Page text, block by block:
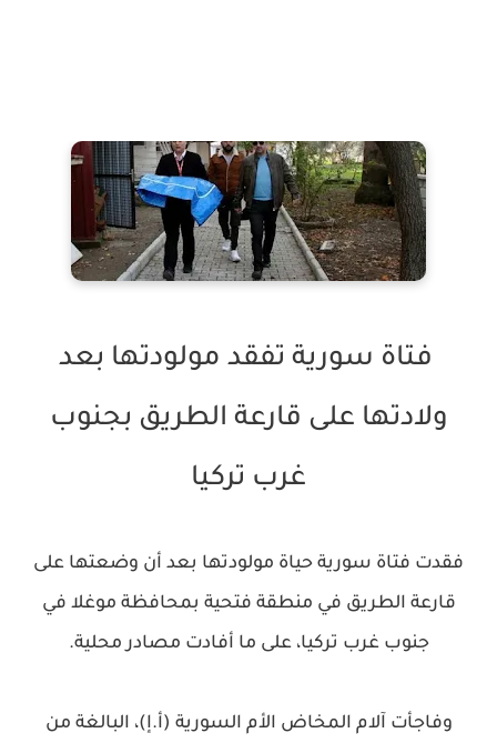
فتاة سورية تفقد مولودتها بعد
ولادتها على قارعة الطريق بجنوب
غرب تركيا
فقدت فتاة سورية حياة مولودتها بعد أن وضعتها على
قارعة الطريق في منطقة فتحية بمحافظة موغلا في
جنوب غرب تركيا، على ما أفادت مصادر محلية.
وفاجأت آلام المخاض الأم السورية (أ.إ)، البالغة من